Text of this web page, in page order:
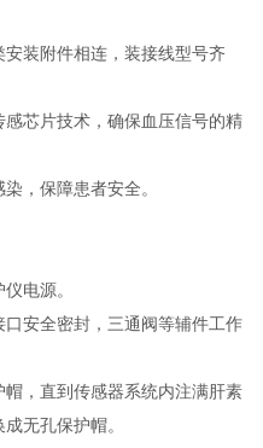
装附件相连，装接线型号齐
芯片技术，确保血压信号的精
，保障患者安全。
电源。
安全密封，三通阀等辅件工作
，直到传感器系统内注满肝素
无孔保护帽。